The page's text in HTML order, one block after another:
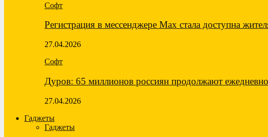
Софт
Регистрация в мессенджере Max стала доступна
27.04.2026
Софт
Дуров: 65 миллионов россиян продолжают ежедневно
27.04.2026
Гаджеты
Гаджеты